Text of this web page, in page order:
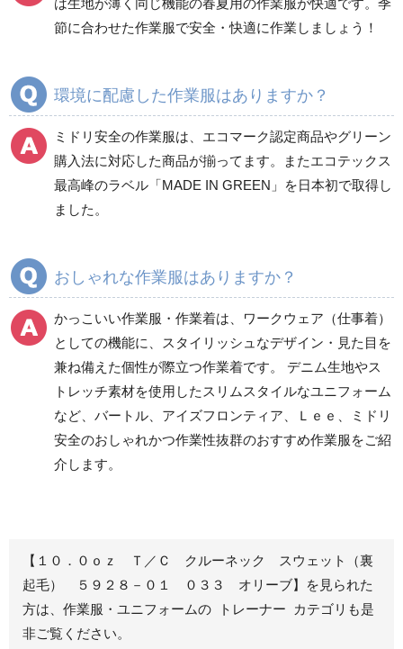
食品産業用半袖
ワークパンツ
春夏ワークパンツ作業
ズボン
秋冬ワークパンツ作業
ズボン
ツ
クリーンウェアワーク
パンツ
カーゴパンツ
春夏カーゴパンツ作業
ズボン
ズボン
レディース作業着
ブルゾン
ジャンパー
秋冬長袖
春夏半袖
シャツ
は生地が薄く同じ機能の春夏用の作業服が快適です。季
節に合わせた作業服で安全・快適に作業しましょう！
環境に配慮した作業服はありますか？
ミドリ安全の作業服は、エコマーク認定商品やグリーン
購入法に対応した商品が揃ってます。またエコテックス
最高峰のラベル「MADE IN GREEN」を日本初で取得し
ました。
おしゃれな作業服はありますか？
かっこいい作業服・作業着は、ワークウェア（仕事着）
としての機能に、スタイリッシュなデザイン・見た目を
兼ね備えた個性が際立つ作業着です。 デニム生地やス
トレッチ素材を使用したスリムスタイルなユニフォーム
など、バートル、アイズフロンティア、Ｌｅｅ、ミドリ
安全のおしゃれかつ作業性抜群のおすすめ作業服をご紹
介します。
【１０．０ｏｚ Ｔ／Ｃ クルーネック スウェット（裏
起毛） ５９２８－０１ ０３３ オリーブ】を見られた
方は、作業服・ユニフォームの トレーナー カテゴリも是
非ご覧ください。